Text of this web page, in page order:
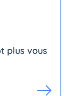
plus vous